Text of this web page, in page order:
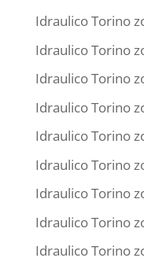
Idraulico Torino
Idraulico Torino
Idraulico Torino
Idraulico Torino
Idraulico Torino
Idraulico Torino
Idraulico Torino
Idraulico Torino
Idraulico Torino